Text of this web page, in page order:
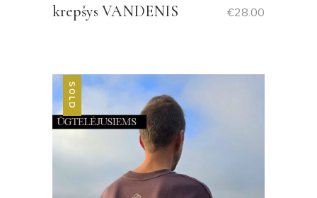
krepšys VANDENIS €28.00
SOLD